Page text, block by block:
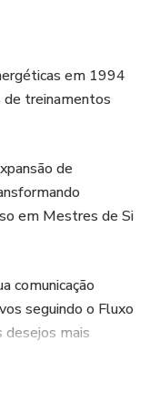
em 1994
de treinamentos
de
em Mestres de Si
comunicação
seguindo o Fluxo
desejos mais